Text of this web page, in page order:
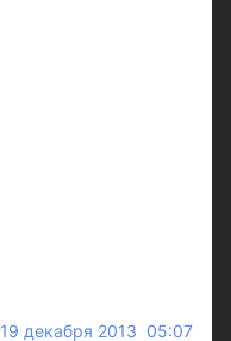
19 декабря 2013 05:07